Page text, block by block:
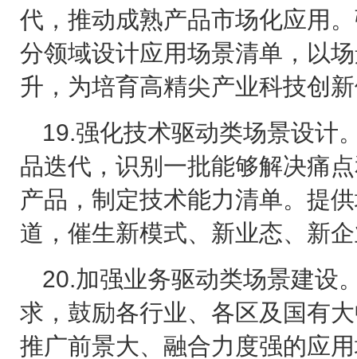
代，推动成熟产品市场化应用
分领域设计应用场景清单，以
升，为培育高精尖产业科技创
19.强化技术驱动类场景设计
品迭代，识别一批能够解决痛
产品，制定技术能力清单。提
道，催生新模式、新业态、新
20.加强业务驱动类场景建设
求，鼓励各行业、各区及国有
推广前景大、融合力度强的应